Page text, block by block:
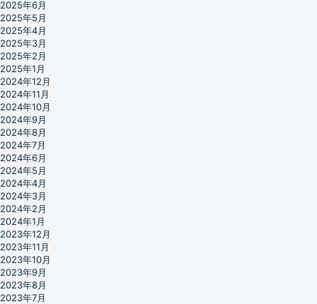
2025年6月
2025年5月
2025年4月
2025年3月
2025年2月
2025年1月
2024年12月
2024年11月
2024年10月
2024年9月
2024年8月
2024年7月
2024年6月
2024年5月
2024年4月
2024年3月
2024年2月
2024年1月
2023年12月
2023年11月
2023年10月
2023年9月
2023年8月
2023年7月